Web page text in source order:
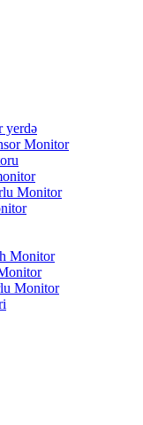
yerdə
Monitor
Monitor
Monitor
Monitor